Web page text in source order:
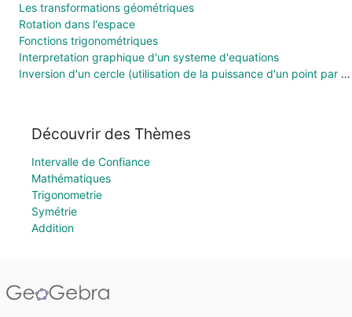
Les transformations géométriques
Rotation dans l'espace
Fonctions trigonométriques
Interpretation graphique d'un systeme d'equations
Inversion d'un cercle (utilisation de la puissance d'un point par rapport à un cercle )
Découvrir des Thèmes
Intervalle de Confiance
Mathématiques
Trigonometrie
Symétrie
Addition